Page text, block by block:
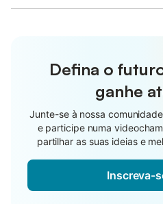
Defina o
ganhe
Junte-se à nossa
e participe numa
partilhar as suas ideias e
Inscreva-